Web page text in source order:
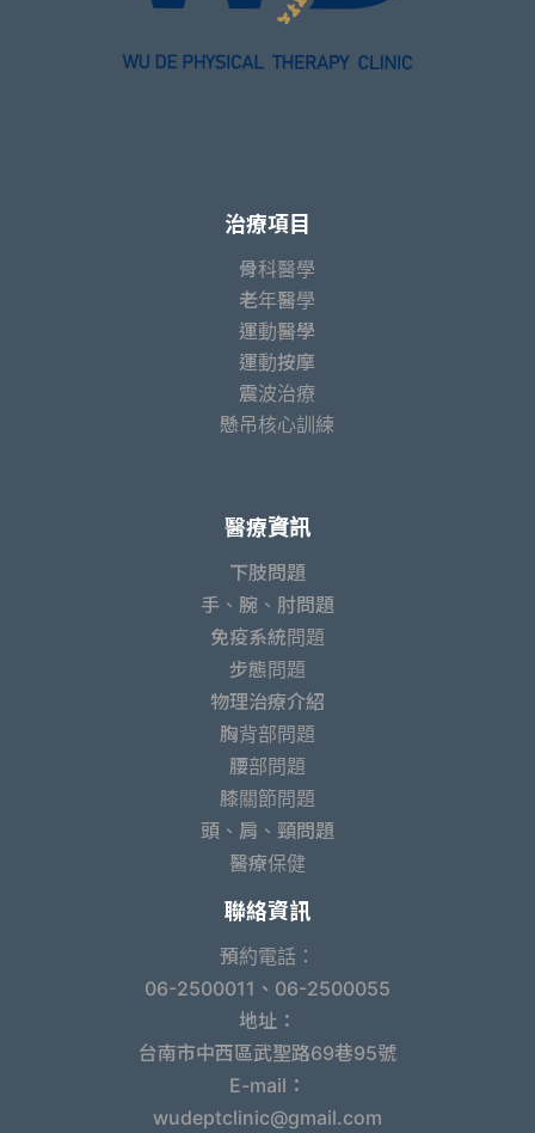
治療項目
骨科醫學
老年醫學
運動醫學
運動按摩
震波治療
懸吊核心訓練
醫療資訊
下肢問題
手、腕、肘問題
免疫系統問題
步態問題
物理治療介紹
胸背部問題
腰部問題
膝關節問題
頭、肩、頸問題
醫療保健
聯絡資訊
預約電話：
06-2500011、06-2500055
地址：
台南市中西區武聖路69巷95號
E-mail：
wudeptclinic@gmail.com